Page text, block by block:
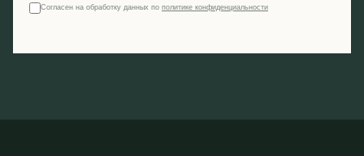
Согласен на обработку данных по политике конфиденциальности